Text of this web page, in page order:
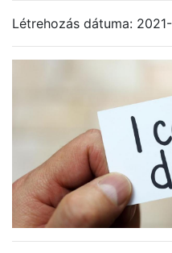
Létrehozás dátuma: